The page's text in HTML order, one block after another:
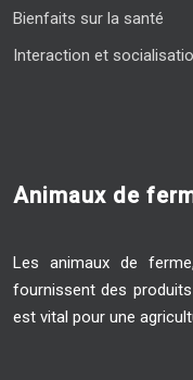
Bienfaits sur la santé
Interaction et
Animaux de
Les animaux de
fournissent des
est vital pour une